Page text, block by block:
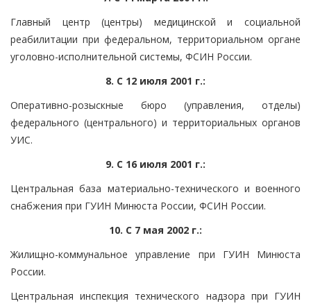
Главный центр (центры) медицинской и социальной
реабилитации при федеральном, территориальном органе
уголовно-исполнительной системы, ФСИН России.
8. С 12 июля 2001 г.:
Оперативно-розыскные бюро (управления, отделы)
федерального (центрального) и территориальных органов
УИС.
9. С 16 июля 2001 г.:
Центральная база материально-технического и военного
снабжения при ГУИН Минюста России, ФСИН России.
10. С 7 мая 2002 г.:
Жилищно-коммунальное управление при ГУИН Минюста
России.
Центральная инспекция технического надзора при ГУИН